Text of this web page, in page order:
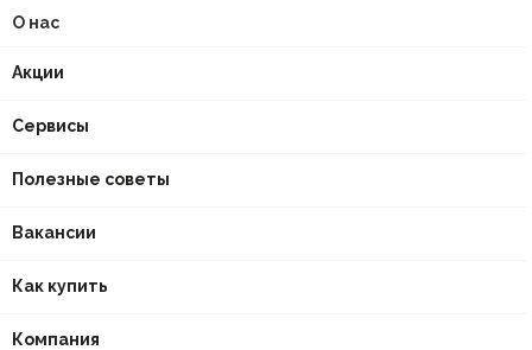
О нас
Акции
Сервисы
Полезные советы
Вакансии
Как купить
Компания